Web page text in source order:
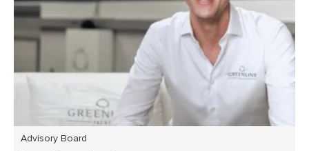
Advisory Board